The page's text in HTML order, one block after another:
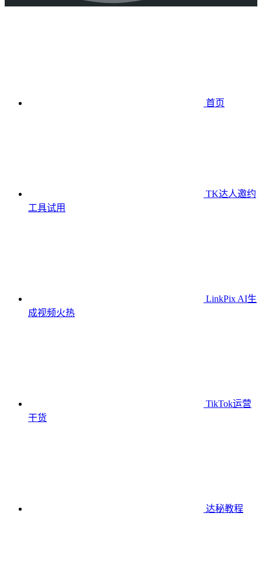
首页
TK达人邀约
工具试用
LinkPix AI生
成视频火热
TikTok运营
干货
达秘教程